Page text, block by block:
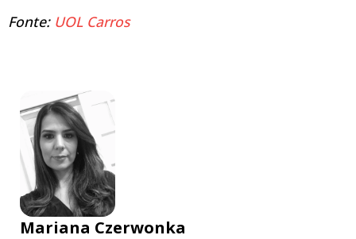
Fonte: UOL Carros
Mariana Czerwonka